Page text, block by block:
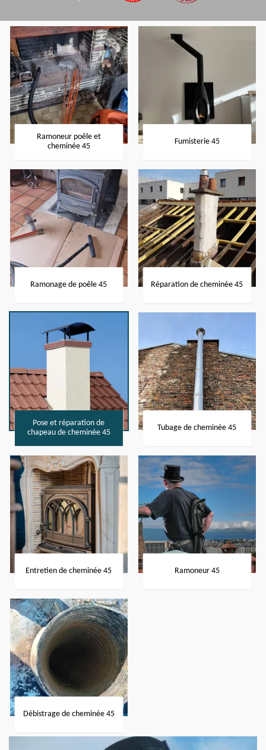
Ramoneur poêle et
cheminée 45
Fumisterie 45
Ramonage de poêle 45 Réparation de cheminée 45
Pose et réparation de
chapeau de cheminée 45
Tubage de cheminée 45
Entretien de cheminée 45 Ramoneur 45
Débistrage de cheminée 45